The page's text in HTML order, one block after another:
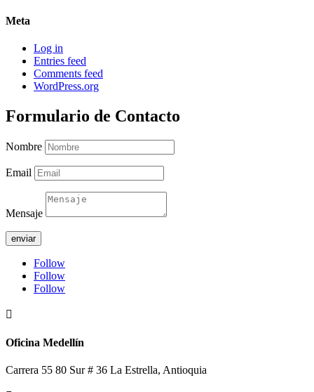
Meta
Log in
Entries feed
Comments feed
WordPress.org
Formulario de Contacto
Nombre
Email
Mensaje
enviar
Follow
Follow
Follow

Oficina Medellín
Carrera 55 80 Sur # 36 La Estrella, Antioquia